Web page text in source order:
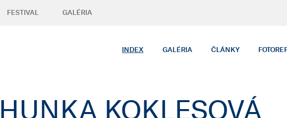
FESTIVAL GALÉRIA
INDEX GALÉRIA ČLÁNKY
KOKLESOVÁ